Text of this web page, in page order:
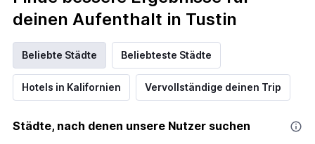
deinen Aufenthalt in Tustin
Beliebte Städte Beliebteste Städte
Hotels in Kalifornien Vervollständige deinen Trip
Städte, nach denen unsere Nutzer suchen